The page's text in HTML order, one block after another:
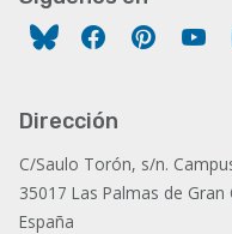
Facebook
Dirección
C/Saulo Torón, s/n.
35017 Las Palmas de Gran
España